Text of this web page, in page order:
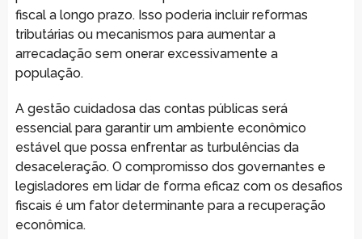
fiscal a longo prazo. Isso poderia incluir reformas
tributárias ou mecanismos para aumentar a
arrecadação sem onerar excessivamente a
população.
A gestão cuidadosa das contas públicas será
essencial para garantir um ambiente econômico
estável que possa enfrentar as turbulências da
desaceleração. O compromisso dos governantes e
legisladores em lidar de forma eficaz com os desafios
fiscais é um fator determinante para a recuperação
econômica.